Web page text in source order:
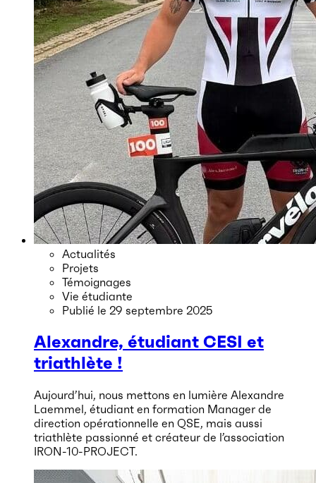
Actualités
Projets
Témoignages
Vie étudiante
Publié le 29 septembre 2025
Alexandre, étudiant CESI et
triathlète !
Aujourd’hui, nous mettons en lumière Alexandre
Laemmel, étudiant en formation Manager de
direction opérationnelle en QSE, mais aussi
triathlète passionné et créateur de l’association
IRON-10-PROJECT.